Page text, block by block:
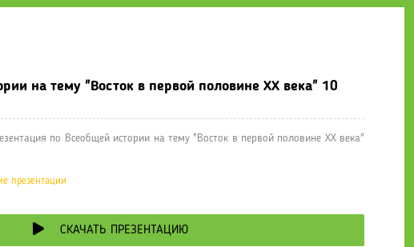
на тему "Восток в первой половине ХХ века" 10
по Всеобщей истории на тему "Восток в первой половине ХХ века"
презентации
СКАЧАТЬ ПРЕЗЕНТАЦИЮ